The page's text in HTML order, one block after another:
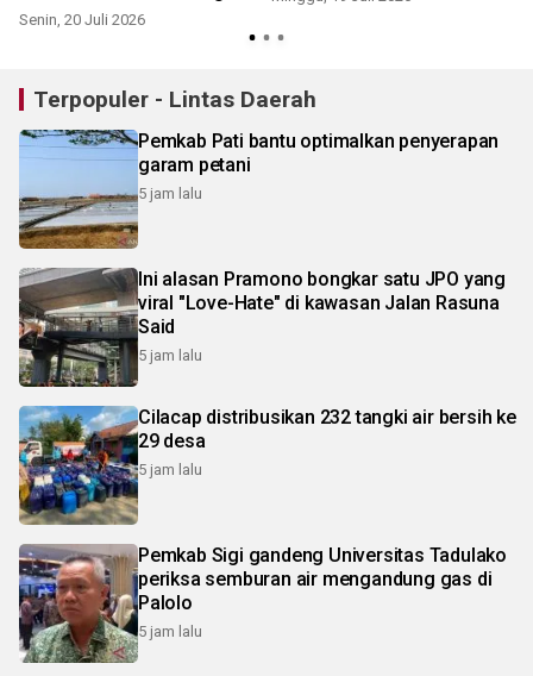
Ciremai
Senin, 20 Juli 2026
Terpopuler - Lintas Daerah
Pemkab Pati bantu optimalkan penyerapan
garam petani
5 jam lalu
Ini alasan Pramono bongkar satu JPO yang
viral "Love-Hate" di kawasan Jalan Rasuna
Said
5 jam lalu
Cilacap distribusikan 232 tangki air bersih ke
29 desa
5 jam lalu
Pemkab Sigi gandeng Universitas Tadulako
periksa semburan air mengandung gas di
Palolo
5 jam lalu